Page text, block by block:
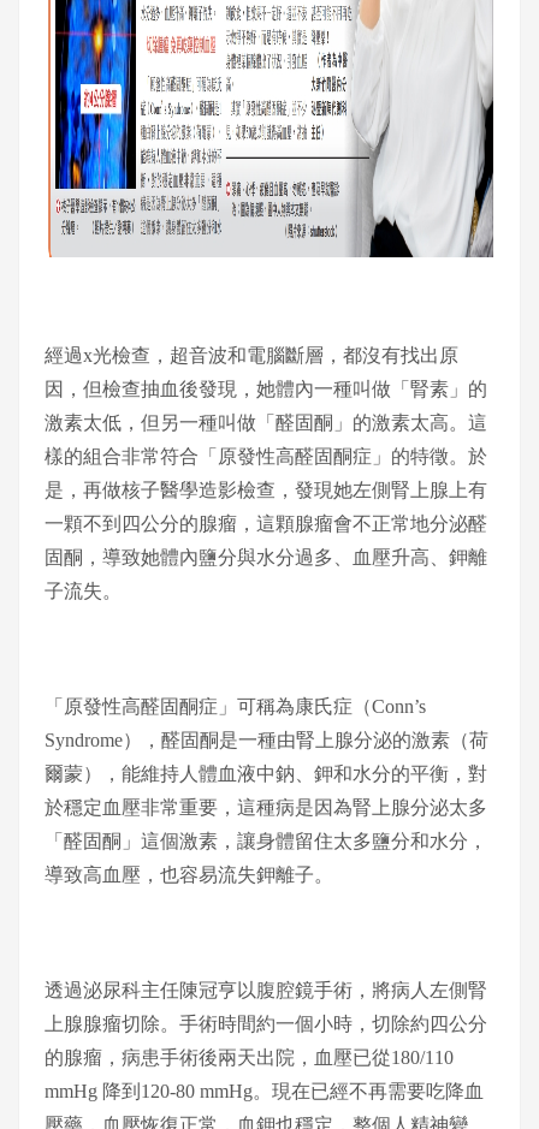
經過x光檢查，超音波和電腦斷層，都沒有找出原
因，但檢查抽血後發現，她體內一種叫做「腎素」的
激素太低，但另一種叫做「醛固酮」的激素太高。這
樣的組合非常符合「原發性高醛固酮症」的特徵。於
是，再做核子醫學造影檢查，發現她左側腎上腺上有
一顆不到四公分的腺瘤，這顆腺瘤會不正常地分泌醛
固酮，導致她體內鹽分與水分過多、血壓升高、鉀離
子流失。
「原發性高醛固酮症」可稱為康氏症（Conn’s
Syndrome），醛固酮是一種由腎上腺分泌的激素（荷
爾蒙），能維持人體血液中鈉、鉀和水分的平衡，對
於穩定血壓非常重要，這種病是因為腎上腺分泌太多
「醛固酮」這個激素，讓身體留住太多鹽分和水分，
導致高血壓，也容易流失鉀離子。
透過泌尿科主任陳冠亨以腹腔鏡手術，將病人左側腎
上腺腺瘤切除。手術時間約一個小時，切除約四公分
的腺瘤，病患手術後兩天出院，血壓已從180/110
mmHg 降到120-80 mmHg。現在已經不再需要吃降血
壓藥，血壓恢復正常，血鉀也穩定，整個人精神變